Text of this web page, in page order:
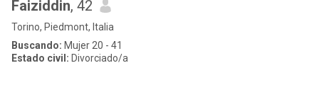
Faiziddin, 42
Torino, Piedmont, Italia
Buscando: Mujer 20 - 41
Estado civil: Divorciado/a